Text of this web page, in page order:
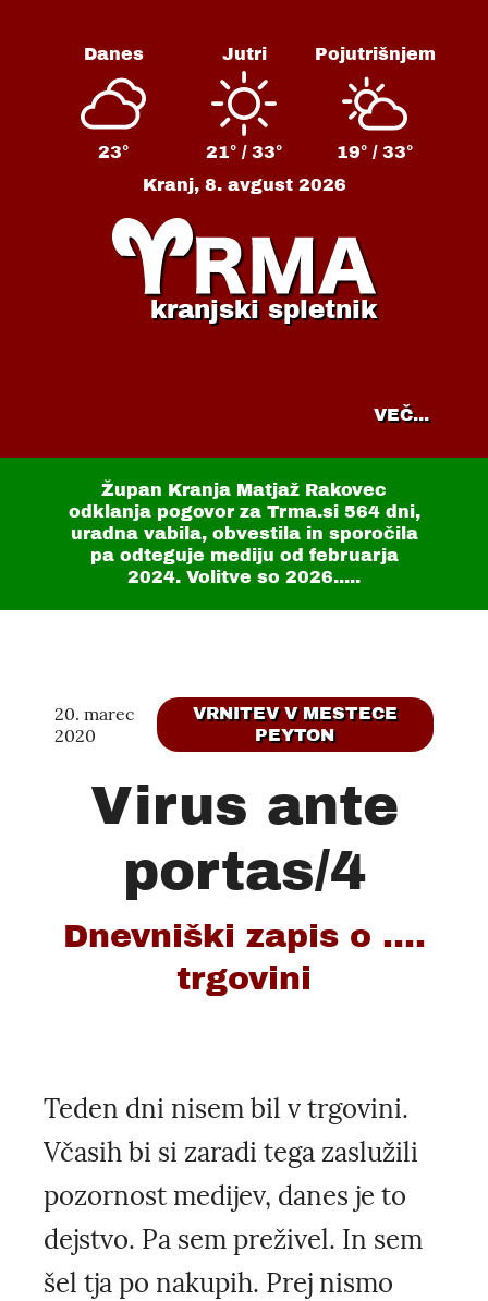
Danes
23°
Jutri
21° / 33°
Pojutrišnjem
19° / 33°
Kranj, 8. avgust 2026
kranjski spletnik
VEČ...
Župan Kranja Matjaž Rakovec
odklanja pogovor za Trma.si 564 dni,
uradna vabila, obvestila in sporočila
pa odteguje mediju od februarja
2024. Volitve so 2026.....
20. marec
2020
VRNITEV V MESTECE
PEYTON
Virus ante
portas/4
Dnevniški zapis o ....
trgovini
Teden dni nisem bil v trgovini.
Včasih bi si zaradi tega zaslužili
pozornost medijev, danes je to
dejstvo. Pa sem preživel. In sem
šel tja po nakupih. Prej nismo